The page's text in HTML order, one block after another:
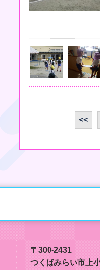
<<
〒300-2431
つくばみらい市上